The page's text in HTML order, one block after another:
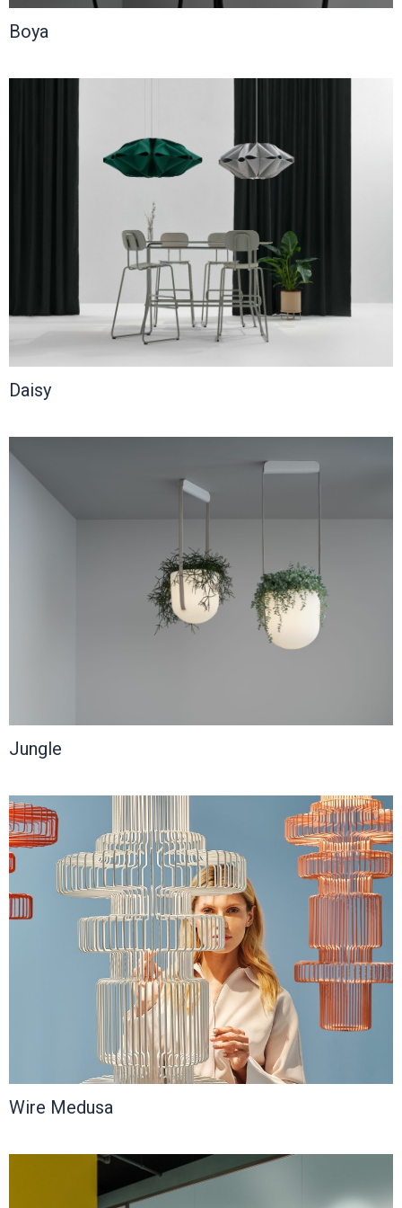
Boya
Daisy
Jungle
Wire Medusa